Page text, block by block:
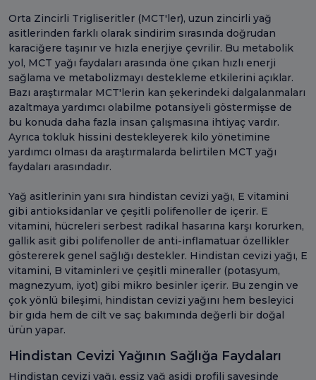
Orta Zincirli Trigliseritler (MCT'ler), uzun zincirli yağ
asitlerinden farklı olarak sindirim sırasında doğrudan
karaciğere taşınır ve hızla enerjiye çevrilir. Bu metabolik
yol, MCT yağı faydaları arasında öne çıkan hızlı enerji
sağlama ve metabolizmayı destekleme etkilerini açıklar.
Bazı araştırmalar MCT'lerin kan şekerindeki dalgalanmaları
azaltmaya yardımcı olabilme potansiyeli göstermişse de
bu konuda daha fazla insan çalışmasına ihtiyaç vardır.
Ayrıca tokluk hissini destekleyerek kilo yönetimine
yardımcı olması da araştırmalarda belirtilen MCT yağı
faydaları arasındadır.
Yağ asitlerinin yanı sıra hindistan cevizi yağı, E vitamini
gibi antioksidanlar ve çeşitli polifenoller de içerir. E
vitamini, hücreleri serbest radikal hasarına karşı korurken,
gallik asit gibi polifenoller de anti-inflamatuar özellikler
göstererek genel sağlığı destekler. Hindistan cevizi yağı, E
vitamini, B vitaminleri ve çeşitli mineraller (potasyum,
magnezyum, iyot) gibi mikro besinler içerir. Bu zengin ve
çok yönlü bileşimi, hindistan cevizi yağını hem besleyici
bir gıda hem de cilt ve saç bakımında değerli bir doğal
ürün yapar.
Hindistan Cevizi Yağının Sağlığa Faydaları
Hindistan cevizi yağı, eşsiz yağ asidi profili sayesinde